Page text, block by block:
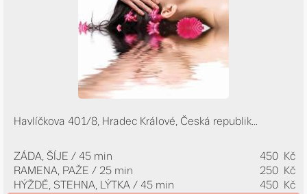
Havlíčkova 401/8, Hradec Králové, Česká republik...
ZÁDA, ŠÍJE / 45 min
450 Kč
RAMENA, PAŽE / 25 min
250 Kč
HÝŽDĚ, STEHNA, LÝTKA / 45 min
450 Kč